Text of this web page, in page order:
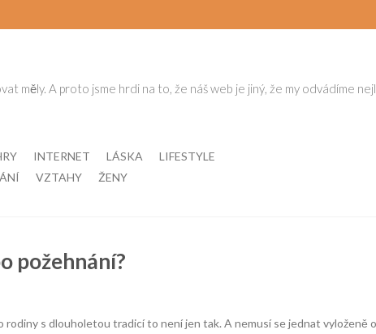
měly. A proto jsme hrdi na to, že náš web je jiný, že my odvádíme
INTERNET LÁSKA
LIFESTYLE
VZTAHY ŽENY
požehnání?
s dlouholetou tradicí to není jen tak. A nemusí se jednat vyloženě